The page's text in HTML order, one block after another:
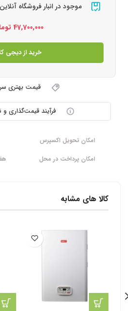
موجود در انبار فروشگاه آنلاین
47,700,000
خرید از دیجی
قیمت بهتری
فرآیند قیمت‌گذاری
امکان تحویل اکسپرس
امکان پرداخت در محل
کالا های مشابه